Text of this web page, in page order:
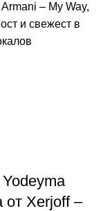
– My Way,
и свежест в
от Xerjoff –